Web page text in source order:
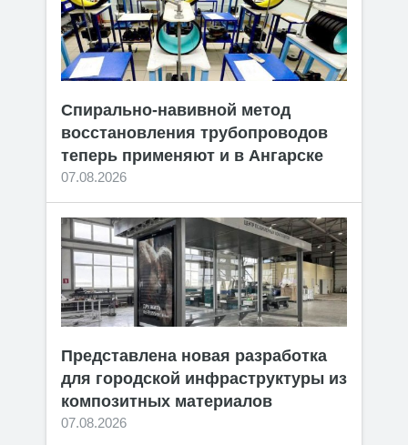
Спирально-навивной метод
восстановления трубопроводов
теперь применяют и в Ангарске
07.08.2026
Представлена новая разработка
для городской инфраструктуры из
композитных материалов
07.08.2026